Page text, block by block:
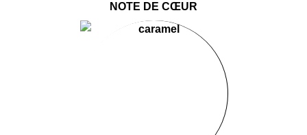
NOTE DE CŒUR